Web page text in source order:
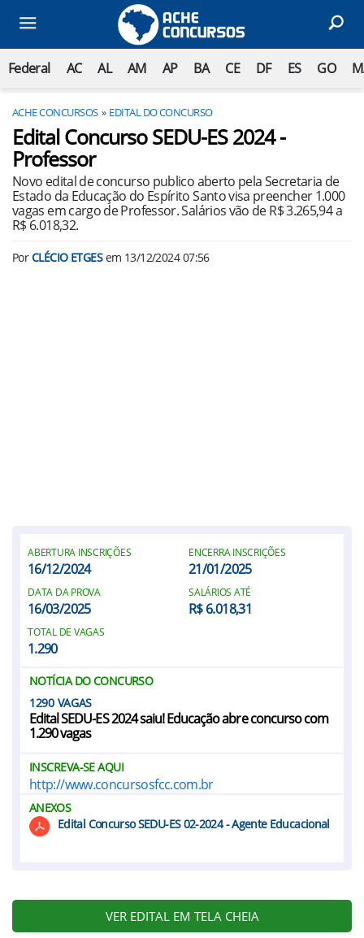
Federal AC AL AM AP BA CE DF ES GO
ACHE CONCURSOS EDITAL DO CONCURSO
Edital Concurso SEDU-ES 2024 -
Professor
Novo edital de concurso publico aberto pela Secretaria de
Estado da Educação do Espírito Santo visa preencher 1.000
vagas em cargo de Professor. Salários vão de R$ 3.265,94 a
R$ 6.018,32.
PorCLÉCIO ETGESem 13/12/2024 07:56
ABERTURA INSCRIÇÕES
16/12/2024
ENCERRA INSCRIÇÕES
21/01/2025
DATA DA PROVA
16/03/2025
SALÁRIOS ATÉ
R$ 6.018,31
TOTAL DE VAGAS
1.290
NOTÍCIA DO CONCURSO
1290
Edital SEDU-ES 2024 saiu! Educação abre concurso com
1.290 vagas
INSCREVA-SE AQUI
http://www.concursosfcc.com.br
ANEXOS
Edital Concurso SEDU-ES 02-2024 - Agente Educacional
VER EDITAL EM TELA CHEIA